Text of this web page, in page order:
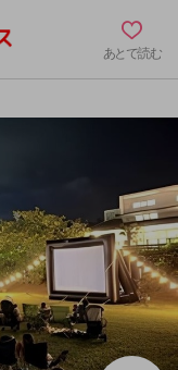
あとで読む